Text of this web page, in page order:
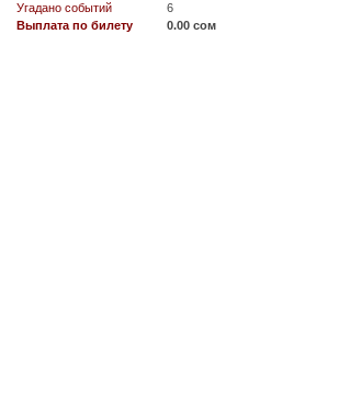
Угадано событий
6
Выплата по билету
0.00 сом